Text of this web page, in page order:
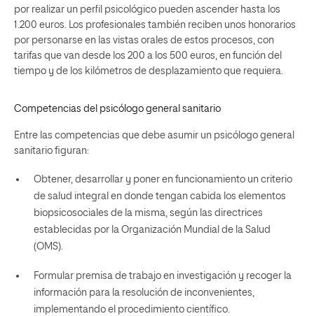
por realizar un perfil psicológico pueden ascender hasta los
1.200 euros. Los profesionales también reciben unos honorarios
por personarse en las vistas orales de estos procesos, con
tarifas que van desde los 200 a los 500 euros, en función del
tiempo y de los kilómetros de desplazamiento que requiera.
Competencias del psicólogo general sanitario
Entre las competencias que debe asumir un psicólogo general
sanitario figuran:
Obtener, desarrollar y poner en funcionamiento un criterio
de salud integral en donde tengan cabida los elementos
biopsicosociales de la misma, según las directrices
establecidas por la Organización Mundial de la Salud
(OMS).
Formular premisa de trabajo en investigación y recoger la
información para la resolución de inconvenientes,
implementando el procedimiento científico.